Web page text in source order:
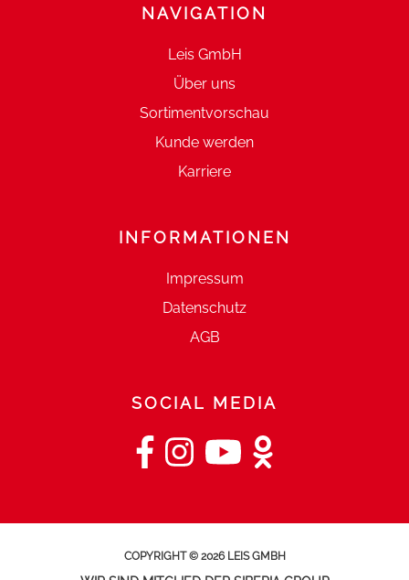
NAVIGATION
Leis GmbH
Über uns
Sortimentvorschau
Kunde werden
Karriere
INFORMATIONEN
Impressum
Datenschutz
AGB
SOCIAL MEDIA
COPYRIGHT © 2026 LEIS GMBH